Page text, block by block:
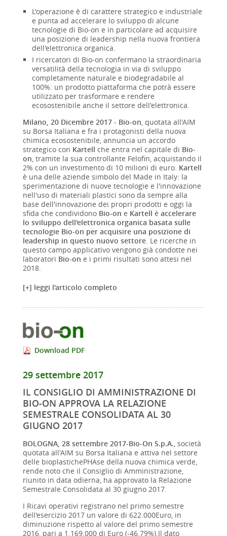
L'operazione è di carattere strategico e industriale
e punta ad accelerare lo sviluppo di alcune
tecnologie di Bio-on e in particolare ad acquisire
una posizione di leadership nella nuova frontiera
dell'elettronica organica.
I ricercatori di Bio-on confermano la straordinaria
versatilità della tecnologia in via di sviluppo
completamente naturale e biodegradabile al
100%: un prodotto piattaforma che potrà essere
utilizzato per trasformare e rendere
ecosostenibile anche il settore dell'elettronica.
Milano, 20 Dicembre 2017- Bio-on , quotata all'AIM
su Borsa Italiana e fra i protagonisti della nuova
chimica ecosostenibile, annuncia un accordo
strategico con Kartell che entra nel capitale di Bio-
on , tramite la sua controllante Felofin, acquistando il
2% con un investimento di 10 milioni di euro. Kartell
è una delle aziende simbolo del Made in Italy: la
sperimentazione di nuove tecnologie e l'innovazione
nell'uso di materiali plastici sono da sempre alla
base dell'innovazione dei propri prodotti e oggi la
sfida che condividono Bio-on e Kartell è accelerare
lo sviluppo dell'elettronica organica basata sulle
tecnologie Bio-on per acquisire una posizione di
leadership in questo nuovo settore. Le ricerche in
questo campo applicativo vengono già condotte nei
laboratori Bio-on e i primi risultati sono attesi nel
2018.
[+] leggi l'articolo completo
Download PDF
29 settembre 2017
IL CONSIGLIO DI AMMINISTRAZIONE DI
BIO-ON APPROVA LA RELAZIONE
SEMESTRALE CONSOLIDATA AL 30
GIUGNO 2017
BOLOGNA, 28 settembre 2017-Bio-On S.p.A., società
quotata all'AIM su Borsa Italiana e attiva nel settore
delle bioplastichePHAse della nuova chimica verde,
rende noto che il Consiglio di Amministrazione,
riunito in data odierna, ha approvato la Relazione
Semestrale Consolidata al 30 giugno 2017.
I Ricavi operativi registrano nel primo semestre
dell'esercizio 2017 un valore di 622.000Euro, in
diminuzione rispetto al valore del primo semestre
2016, pari a 1.169.000 di Euro (-46.79%).Il dato